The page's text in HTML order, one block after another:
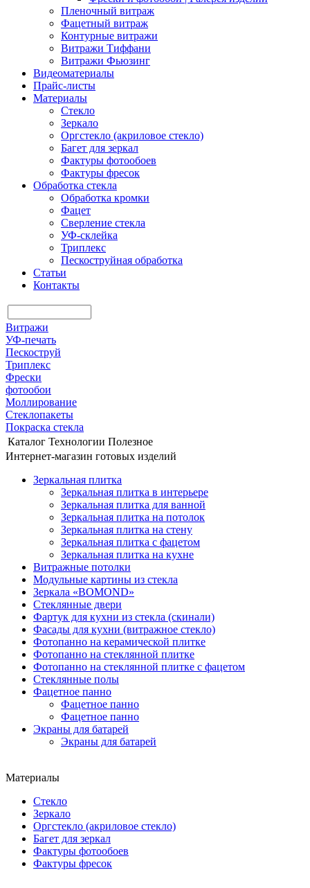
Пленочный витраж
Фацетный витраж
Контурные витражи
Витражи Тиффани
Витражи Фьюзинг
Видеоматериалы
Прайс-листы
Материалы
Стекло
Зеркало
Оргстекло (акриловое стекло)
Багет для зеркал
Фактуры фотообоев
Фактуры фресок
Обработка стекла
Обработка кромки
Фацет
Сверление стекла
УФ-склейка
Триплекс
Пескоструйная обработка
Статьи
Контакты
Витражи
УФ-печать
Пескоструй
Триплекс
Фрески
фотообои
Моллирование
Стеклопакеты
Покраска стекла
Каталог Технологии Полезное
Интернет-магазин готовых изделий
Зеркальная плитка
Зеркальная плитка в интерьере
Зеркальная плитка для ванной
Зеркальная плитка на потолок
Зеркальная плитка на стену
Зеркальная плитка с фацетом
Зеркальная плитка на кухне
Витражные потолки
Модульные картины из стекла
Зеркала «BOMOND»
Стеклянные двери
Фартук для кухни из стекла (скинали)
Фасады для кухни (витражное стекло)
Фотопанно на керамической плитке
Фотопанно на стеклянной плитке
Фотопанно на стеклянной плитке с фацетом
Стеклянные полы
Фацетное панно
Фацетное панно
Фацетное панно
Экраны для батарей
Экраны для батарей
Материалы
Стекло
Зеркало
Оргстекло (акриловое стекло)
Багет для зеркал
Фактуры фотообоев
Фактуры фресок